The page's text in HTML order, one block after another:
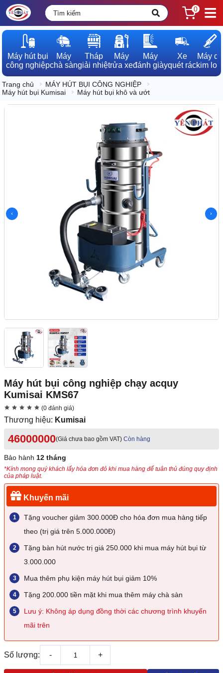
0
Máy hút bụi
công nghiệp
Máy
chà sàn
Tháp
giải nhiệt
Máy
rửa xe
Máy
đánh giày
Xe
quét rác
Máy dò
kim loại
Trang chủ
MÁY HÚT BỤI CÔNG NGHIỆP
Máy hút bụi Kumisai
Máy hút bụi khô và ướt
Máy hút bụi công nghiệp chạy acquy
Kumisai KMS67
(0 đánh giá)
Thương hiệu: Kumisai
46000000(Giá chưa bao gồm VAT) Còn hàng
Bảo hành 12 tháng
*Kính mong quý khách lấy hóa đơn đỏ khi mua hàng để tuân thủ đúng quy định
của pháp luật.
Khuyến mãi
Tặng voucher giảm 300.000Đ cho hóa đơn mua hàng tiếp
theo (trị giá trên 5.000.000Đ)
Tặng bàn hút nước trị giá 250.000 khi mua máy hút bụi từ
3.000.000
Mua thêm phụ kiện máy hút bụi giảm 10%
Tặng 200.000 tiền mặt khi mua thêm máy chà sàn
Lưu ý: Không áp dụng đồng thời các chương trình khuyến
mãi trên
Số lượng: - +